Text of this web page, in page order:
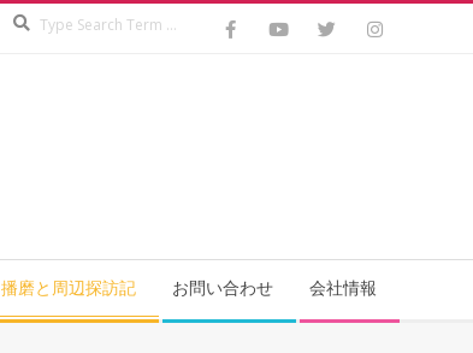
播磨と周辺探訪記 お問い合わせ 会社情報